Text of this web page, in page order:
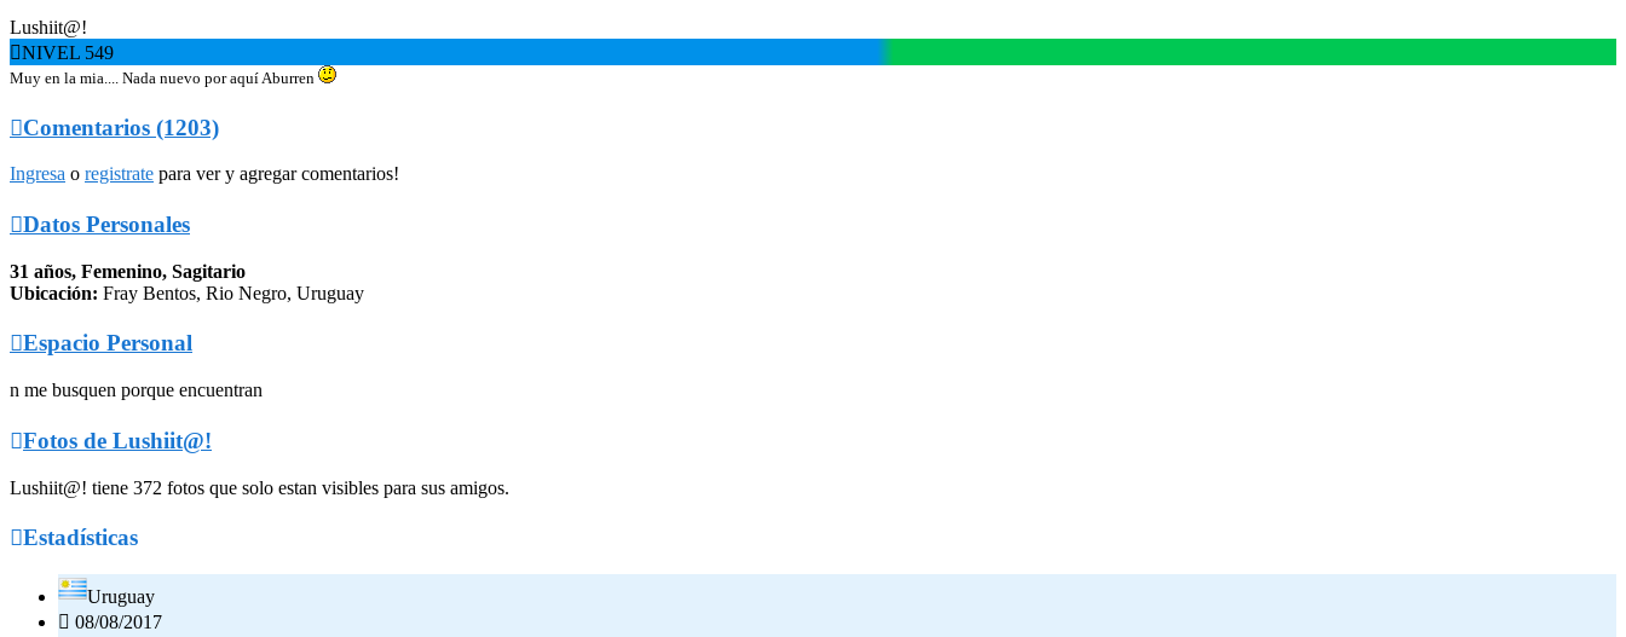
Lushiit@!
NIVEL 549
Muy en la mia.... Nada nuevo por aquí Aburren
Comentarios (1203)
Ingresa o registrate para ver y agregar comentarios!
Datos Personales
31 años, Femenino, Sagitario
Ubicación: Fray Bentos, Rio Negro, Uruguay
Espacio Personal
n me busquen porque encuentran
Fotos de Lushiit@!
Lushiit@! tiene 372 fotos que solo estan visibles para sus amigos.
Estadísticas
Uruguay
 08/08/2017